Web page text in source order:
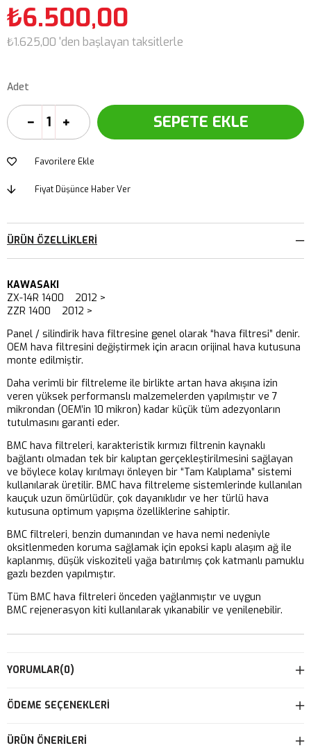
₺6.500,00
₺1.625,00 'den başlayan taksitlerle
Adet
Favorilere Ekle
Fiyat Düşünce Haber Ver
ÜRÜN ÖZELLIKLERI
KAWASAKI
ZX-14R 1400 2012 >
ZZR 1400 2012 >
Panel / silindirik hava filtresine genel olarak “hava filtresi” denir.
OEM hava filtresini değiştirmek için aracın orijinal hava kutusuna
monte edilmiştir.
Daha verimli bir filtreleme ile birlikte artan hava akışına izin
veren yüksek performanslı malzemelerden yapılmıştır ve 7
mikrondan (OEM’in 10 mikron) kadar küçük tüm adezyonların
tutulmasını garanti eder.
BMC hava filtreleri, karakteristik kırmızı filtrenin kaynaklı
bağlantı olmadan tek bir kalıptan gerçekleştirilmesini sağlayan
ve böylece kolay kırılmayı önleyen bir “Tam Kalıplama” sistemi
kullanılarak üretilir. BMC hava filtreleme sistemlerinde kullanılan
kauçuk uzun ömürlüdür, çok dayanıklıdır ve her türlü hava
kutusuna optimum yapışma özelliklerine sahiptir.
BMC filtreleri, benzin dumanından ve hava nemi nedeniyle
oksitlenmeden koruma sağlamak için epoksi kaplı alaşım ağ ile
kaplanmış, düşük viskoziteli yağa batırılmış çok katmanlı pamuklu
gazlı bezden yapılmıştır.
Tüm BMC hava filtreleri önceden yağlanmıştır ve uygun
BMC rejenerasyon kiti kullanılarak yıkanabilir ve yenilenebilir.
YORUMLAR(0)
ÖDEME SEÇENEKLERI
ÜRÜN ÖNERILERI